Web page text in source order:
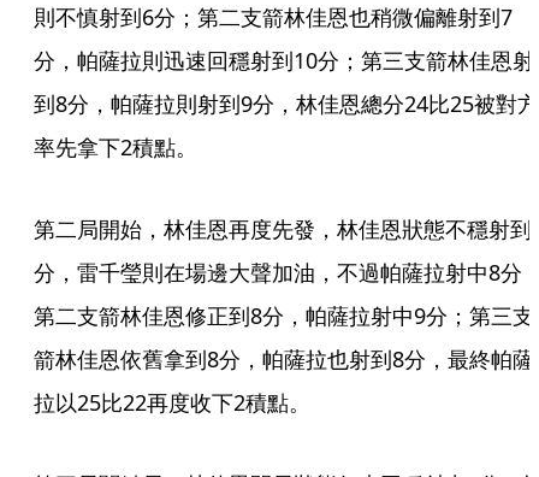
則不慎射到6分；第二支箭林佳恩也稍微偏離射到7
分，帕薩拉則迅速回穩射到10分；第三支箭林佳恩射
到8分，帕薩拉則射到9分，林佳恩總分24比25被對方
率先拿下2積點。
第二局開始，林佳恩再度先發，林佳恩狀態不穩射到
分，雷千瑩則在場邊大聲加油，不過帕薩拉射中8分
第二支箭林佳恩修正到8分，帕薩拉射中9分；第三支
箭林佳恩依舊拿到8分，帕薩拉也射到8分，最終帕薩
拉以25比22再度收下2積點。